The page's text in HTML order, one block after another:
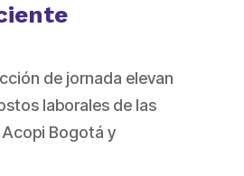
de jornada elevan
laborales de las
Bogotá y